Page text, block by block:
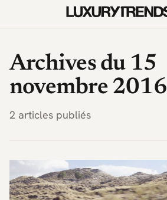
Archives du 15
novembre 2016
2 articles publiés